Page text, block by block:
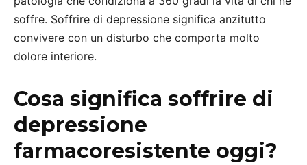
soffre. Soffrire di depressione significa anzitutto
convivere con un disturbo che comporta molto
dolore interiore.
Cosa significa soffrire di
depressione
farmacoresistente oggi?